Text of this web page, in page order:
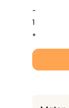
-
Taco
vormer
+